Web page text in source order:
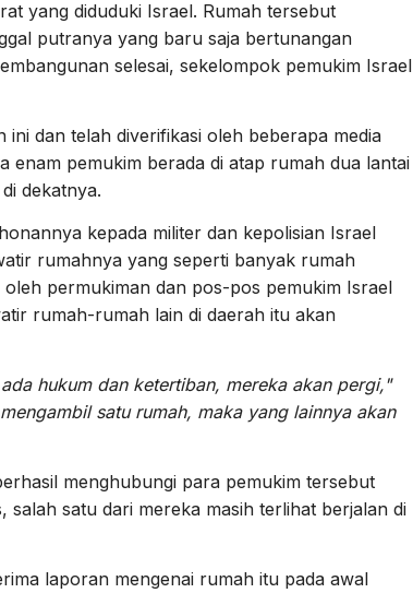
yang diduduki Israel. Rumah tersebut
putranya yang baru saja bertunangan
selesai, sekelompok pemukim Israel
ini dan telah diverifikasi oleh beberapa media
enam pemukim berada di atap rumah dua lantai
dekatnya.
kepada militer dan kepolisian Israel
rumahnya yang seperti banyak rumah
oleh permukiman dan pos-pos pemukim Israel
rumah-rumah lain di daerah itu akan
hukum dan ketertiban, mereka akan pergi,"
satu rumah, maka yang lainnya akan
menghubungi para pemukim tersebut
salah satu dari mereka masih terlihat berjalan di
laporan mengenai rumah itu pada awal